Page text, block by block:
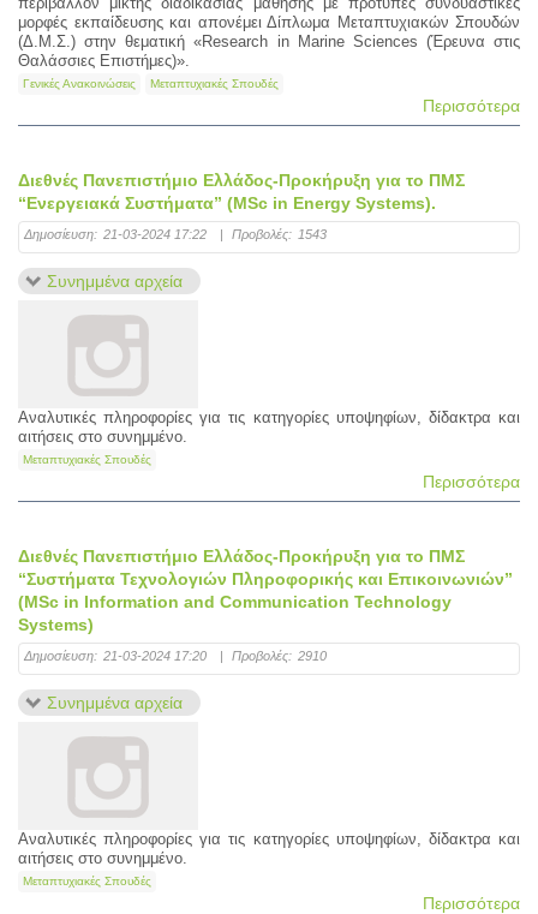
μορφές εκπαίδευσης και απονέμει Δίπλωμα Μεταπτυχιακών Σπουδών
(Δ.Μ.Σ.) στην θεματική «Research in Marine Sciences (Έρευνα στις
Θαλάσσιες Επιστήμες)».
Γενικές Ανακοινώσεις Μεταπτυχιακές Σπουδές
Περισσότερα
Διεθνές Πανεπιστήμιο Ελλάδος-Προκήρυξη για το ΠΜΣ
“Ενεργειακά Συστήματα” (MSc in Energy Systems).
Δημοσίευση: 21-03-2024 17:22 | Προβολές: 1543
Συνημμένα αρχεία
Αναλυτικές πληροφορίες για τις κατηγορίες υποψηφίων, δίδακτρα και
αιτήσεις στο συνημμένο.
Μεταπτυχιακές Σπουδές
Περισσότερα
Διεθνές Πανεπιστήμιο Ελλάδος-Προκήρυξη για το ΠΜΣ
“Συστήματα Τεχνολογιών Πληροφορικής και Επικοινωνιών”
(MSc in Information and Communication Technology
Systems)
Δημοσίευση: 21-03-2024 17:20 | Προβολές: 2910
Συνημμένα αρχεία
Αναλυτικές πληροφορίες για τις κατηγορίες υποψηφίων, δίδακτρα και
αιτήσεις στο συνημμένο.
Μεταπτυχιακές Σπουδές
Περισσότερα